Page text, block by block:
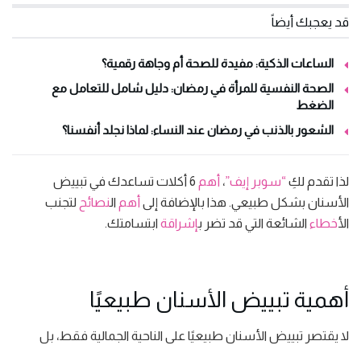
قد يعجبك أيضاً
الساعات الذكية: مفيدة للصحة أم وجاهة رقمية؟
الصحة النفسية للمرأة في رمضان: دليل شامل للتعامل مع
الضغط
الشعور بالذنب في رمضان عند النساء: لماذا نجلد أنفسنا؟
لذا تقدم لكِ “سوبر إيف”، أهم
6 أكلات تساعدك في تبييض
الأسنان بشكل طبيعي. هذا بالإضافة إلى أهم النصائح لتجنب
الأخطاء الشائعة التي قد تضر بإشراقة ابتسامتك.
أهمية تبييض الأسنان طبيعيًا
لا يقتصر تبييض الأسنان طبيعيًا على الناحية الجمالية فقط، بل